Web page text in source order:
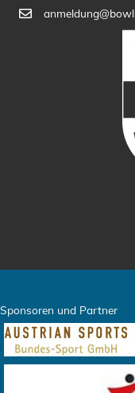
Sponsoren und Partner